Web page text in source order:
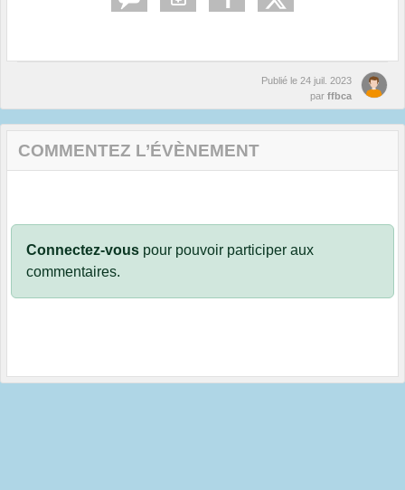
Publié le 24 juil. 2023
par ffbca
COMMENTEZ L’ÉVÈNEMENT
Connectez-vous pour pouvoir participer aux
commentaires.